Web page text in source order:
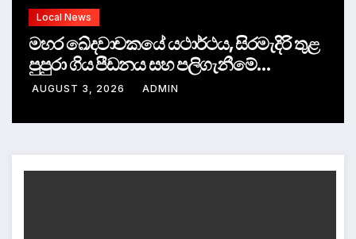
Local News
මහර ඛේදවාචකයේ යථාර්ථය, සිරමැදිරි තුළ
පුපුරා ගිය පීඩනය සහ පලිගැනීමේ
දේශපාලනය
AUGUST 3, 2026 ADMIN